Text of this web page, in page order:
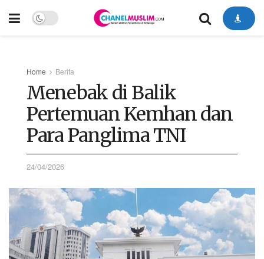
Home Berita
Menebak di Balik
Pertemuan Kemhan dan
Para Panglima TNI
24/04/2026